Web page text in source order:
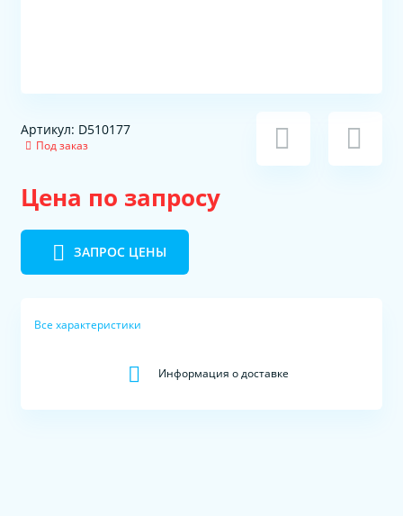
Артикул: D510177
Под заказ
Цена по запросу
ЗАПРОС ЦЕНЫ
Все характеристики
Информация о доставке